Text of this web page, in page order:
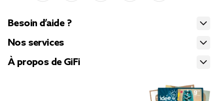
Besoin d’aide ?
Nos services
À propos de GiFi